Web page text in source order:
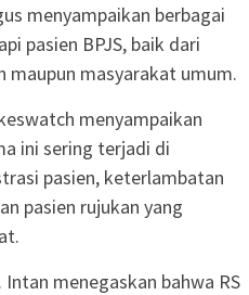
menyampaikan berbagai
pasien BPJS, baik dari
maupun masyarakat umum.
menyampaikan
ini sering terjadi di
pasien, keterlambatan
pasien rujukan yang
menegaskan bahwa RS